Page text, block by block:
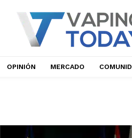
OPINIÓN MERCADO